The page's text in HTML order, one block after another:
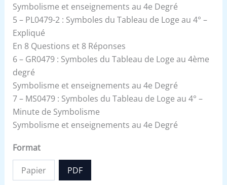
Symbolisme et enseignements au 4e Degré
5 – PL0479-2 : Symboles du Tableau de Loge au 4° –
Expliqué
En 8 Questions et 8 Réponses
6 – GR0479 : Symboles du Tableau de Loge au 4ème
degré
Symbolisme et enseignements au 4e Degré
7 – MS0479 : Symboles du Tableau de Loge au 4° –
Minute de Symbolisme
Symbolisme et enseignements au 4e Degré
Format
Papier PDF